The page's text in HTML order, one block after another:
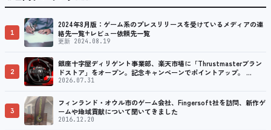
1
2024年8月版：ゲーム系のプレスリリースを受けているメディアの連
絡先一覧+レビュー依頼先一覧
更新 2024.08.19
2
銀座十字屋ディリゲント事業部、楽天市場に「Thrustmasterブラン
ドストア」をオープン。記念キャンペーンでポイントアップ。 …
2026.07.31
3
フィンランド・オウル市のゲーム会社、Fingersoft社を訪問、新作ゲ
ームや地域貢献について聞いてきました
2016.12.20